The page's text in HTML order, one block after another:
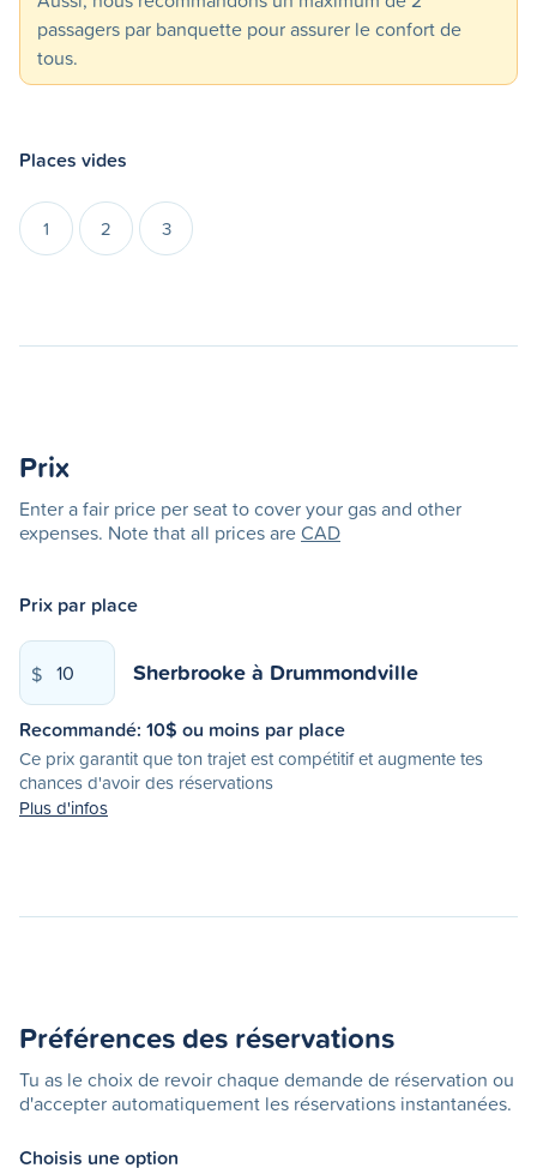
passagers par banquette pour assurer le confort de
tous.
Places vides
1 2 3
Prix
Enter a fair price per seat to cover your gas and other
expenses. Note that all prices areCAD
Prix par place
$ Sherbrookeà Drummondville
Recommandé: 10$ ou moins par place
Ce prix garantit que ton trajet est compétitif et augmente tes
chances d'avoir des réservations
Plus d'infos
Préférences des réservations
Tu as le choix de revoir chaque demande de réservation ou
d'accepter automatiquement les réservations instantanées.
Choisis une option